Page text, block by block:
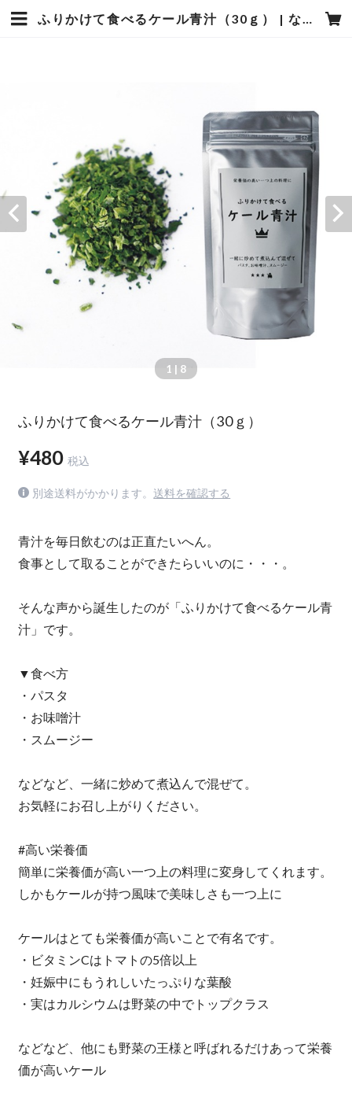
ふりかけて食べるケール青汁（30ｇ） | なちゅbio｜青汁、ドレッシング、乾燥野菜「農産加工品専門店」
1 | 8
ふりかけて食べるケール青汁（30ｇ）
¥480 税込
別途送料がかかります。 送料を確認する
青汁を毎日飲むのは正直たいへん。
食事として取ることができたらいいのに・・・。
そんな声から誕生したのが「ふりかけて食べるケール青
汁」です。
▼食べ方
・パスタ
・お味噌汁
・スムージー
などなど、一緒に炒めて煮込んで混ぜて。
お気軽にお召し上がりください。
#高い栄養価
簡単に栄養価が高い一つ上の料理に変身してくれます。
しかもケールが持つ風味で美味しさも一つ上に
ケールはとても栄養価が高いことで有名です。
・ビタミンCはトマトの5倍以上
・妊娠中にもうれしいたっぷりな葉酸
・実はカルシウムは野菜の中でトップクラス
などなど、他にも野菜の王様と呼ばれるだけあって栄養
価が高いケール